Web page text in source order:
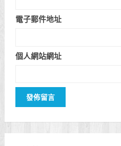
電子郵件地址
個人網站網址